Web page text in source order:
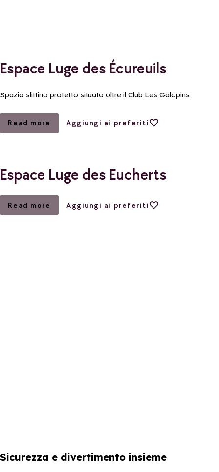
Espace Luge des Écureuils
Spazio slittino protetto situato oltre il Club Les Galopins
Read more Aggiungi ai preferiti
Aggiungi ai preferiti
Espace Luge des Eucherts
Read more Aggiungi ai preferiti
Aggiungi ai preferiti
Sicurezza e divertimento insieme